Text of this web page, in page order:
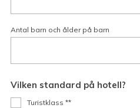
Antal barn och ålder på barn
Vilken standard på hotell?
Turistklass **